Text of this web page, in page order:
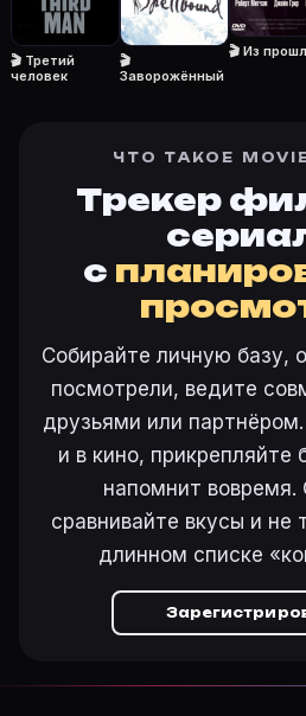
Кто актёры в «Где-то в
Режиссёр — Джозеф Лео
Как добавить «Где-то в
На карточке «Где-то в
Ещё на Movie
Интересные факты о фильмах
Войти в кабинет—
🎬 Третий
человек
🎬
Заворожённый
🎬 Из
ЧТО ТАКОЕ
Трекер
с
Собирайте личную базу,
посмотрели, ведите
друзьями или
и в кино,
напомнит вовремя.
сравнивайте вкусы и не
длинном списке